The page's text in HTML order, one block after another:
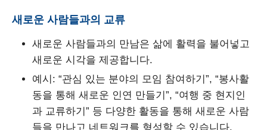
새로운 사람들과의 교류
새로운 사람들과의 만남은 삶에 활력을 불어넣고
새로운 시각을 제공합니다.
예시: “관심 있는 분야의 모임 참여하기”, “봉사활
동을 통해 새로운 인연 만들기”, “여행 중 현지인
과 교류하기” 등 다양한 활동을 통해 새로운 사람
들을 만나고 네트워크를 형성할 수 있습니다.